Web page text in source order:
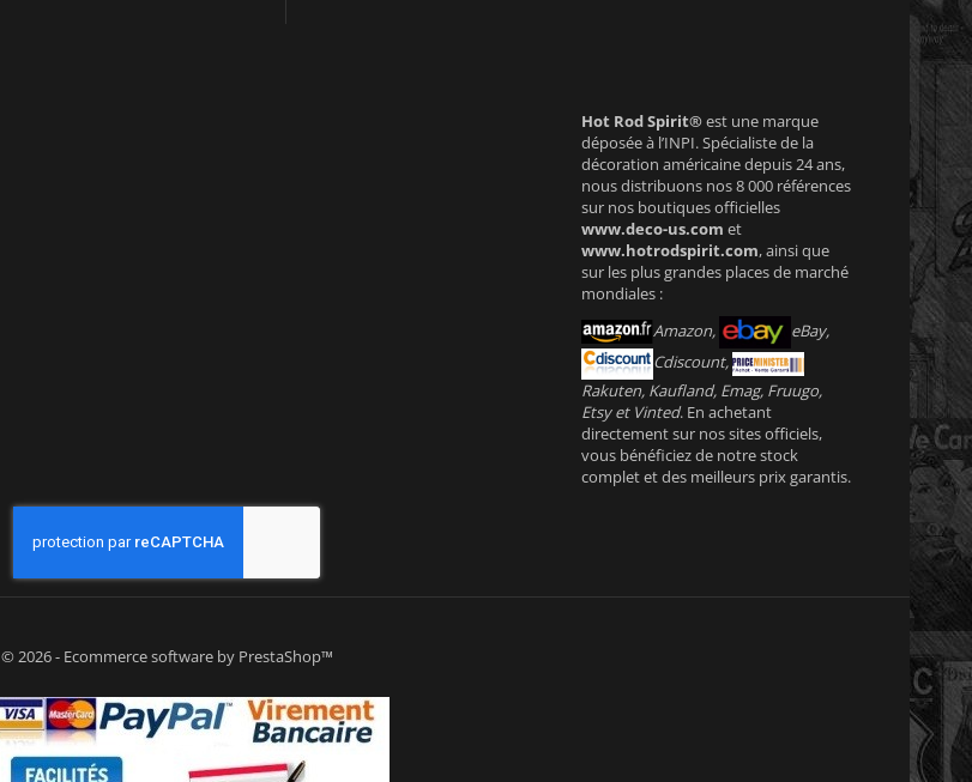
Hot Rod Spirit®est une marque
déposée à l’INPI. Spécialiste de la
décoration américaine depuis 24 ans,
nous distribuons nos 8 000 références
sur nos boutiques officielles
www.deco-us.com et
www.hotrodspirit.com, ainsi que
sur les plus grandes places de marché
mondiales :
Amazon,
eBay,
Cdiscount,
Rakuten, Kaufland, Emag, Fruugo,
Etsy et Vinted. En achetant
directement sur nos sites officiels,
vous bénéficiez de notre stock
complet et des meilleurs prix garantis.
© 2026 - Ecommerce software by PrestaShop™